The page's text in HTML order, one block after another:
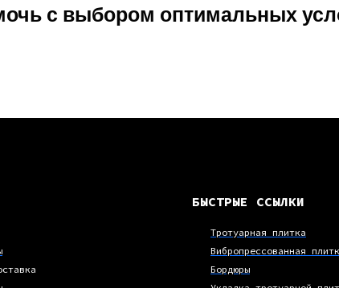
с выбором оптимальных
БЫСТРЫЕ ССЫЛКИ
Тротуарная плитка
Вибропрессованная
Бордюры